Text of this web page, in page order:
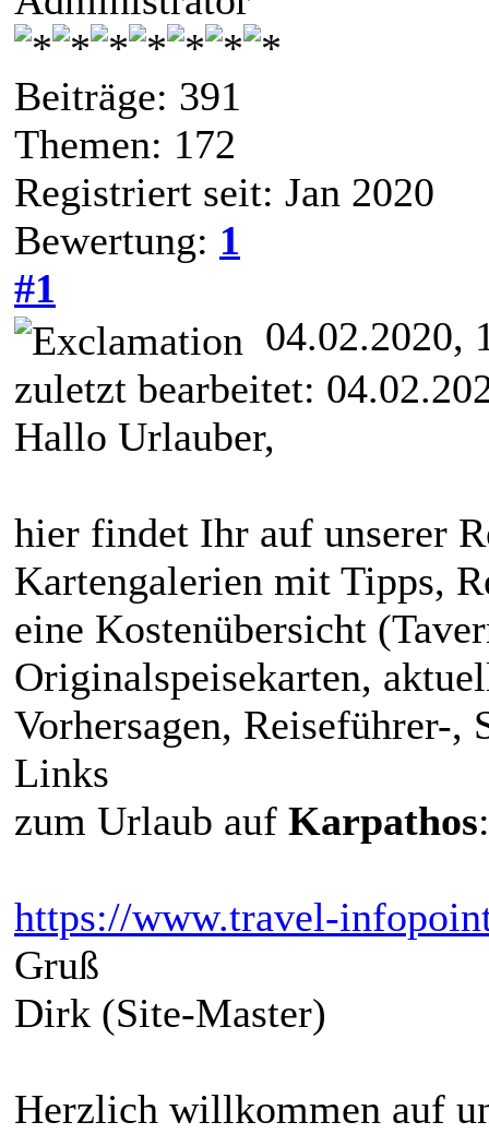
Beiträge: 391
Themen: 172
Registriert seit: Jan 2020
Bewertung: 1
#1
04.02.2020,
zuletzt bearbeitet:
Hallo Urlauber,
hier findet Ihr auf unserer
Kartengalerien mit Tipps,
eine Kostenübersicht
Originalspeisekarten,
Vorhersagen, Reiseführer-,
Links
zum Urlaub auf Karpathos:
https://www.travel-
Gruß
Dirk (Site-Master)
Herzlich willkommen auf